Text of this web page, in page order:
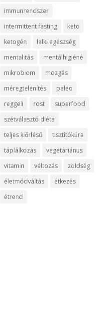
immunrendszer
intermittent fasting
keto
ketogén
lelki egészség
mentalitás
mentálhigiéné
mikrobiom
mozgás
méregtelenítés
paleo
reggeli
rost
superfood
szétválasztó diéta
teljes kiőrlésű
tisztítókúra
táplálkozás
vegetáriánus
vitamin
változás
zöldség
életmódváltás
étkezés
étrend